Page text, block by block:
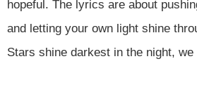
hopeful. The lyrics are about
and letting your own light shine
Stars shine darkest in the night, we